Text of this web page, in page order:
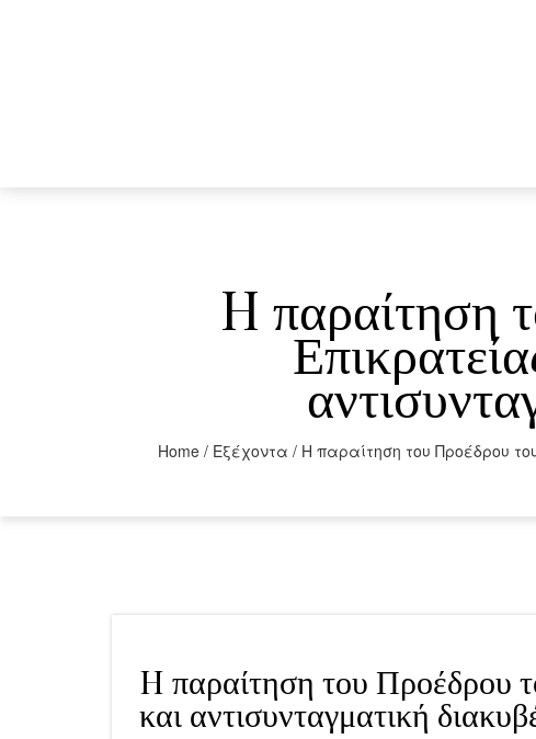
H παραίτηση
Home / Εξέχοντα / H παραίτηση του Προέδρου
H παραίτηση του Προέδρου
και αντισυνταγματική